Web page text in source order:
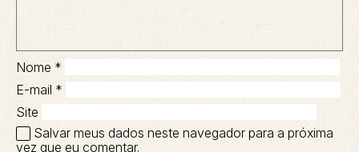
Nome *
E-mail *
Site
Salvar meus dados neste navegador para a próxima
vez que eu comentar.